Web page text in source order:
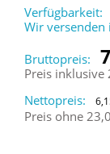
Verfügbarkeit:
Wir
Bruttopreis:
Preis inklusive
Nettopreis:
Preis ohne